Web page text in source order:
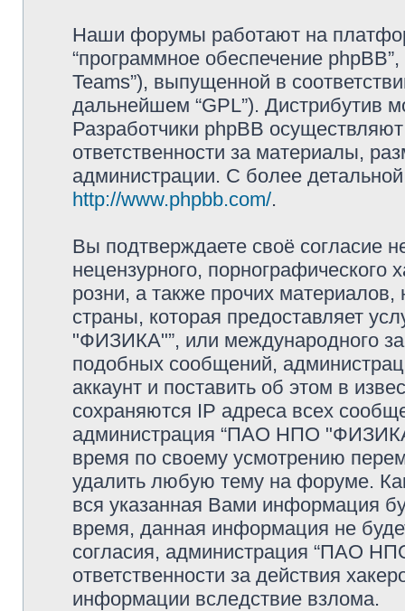
Наши форумы работают на
“программное обеспечение
Teams”), выпущенной в
дальнейшем “GPL”). Дистрибутив
Разработчики phpBB
ответственности за материалы,
администрации. С более
http://www.phpbb.com/.
Вы подтверждаете своё согласие
нецензурного, порнографического
розни, а также прочих
страны, которая предоставляет
"ФИЗИКА"”, или международного
подобных сообщений,
аккаунт и поставить об этом в
сохраняются IP адреса всех
администрация “ПАО НПО
время по своему усмотрению
удалить любую тему на форуме.
вся указанная Вами информация
время, данная информация не
согласия, администрация “ПАО
ответственности за действия
информации вследствие взлома.